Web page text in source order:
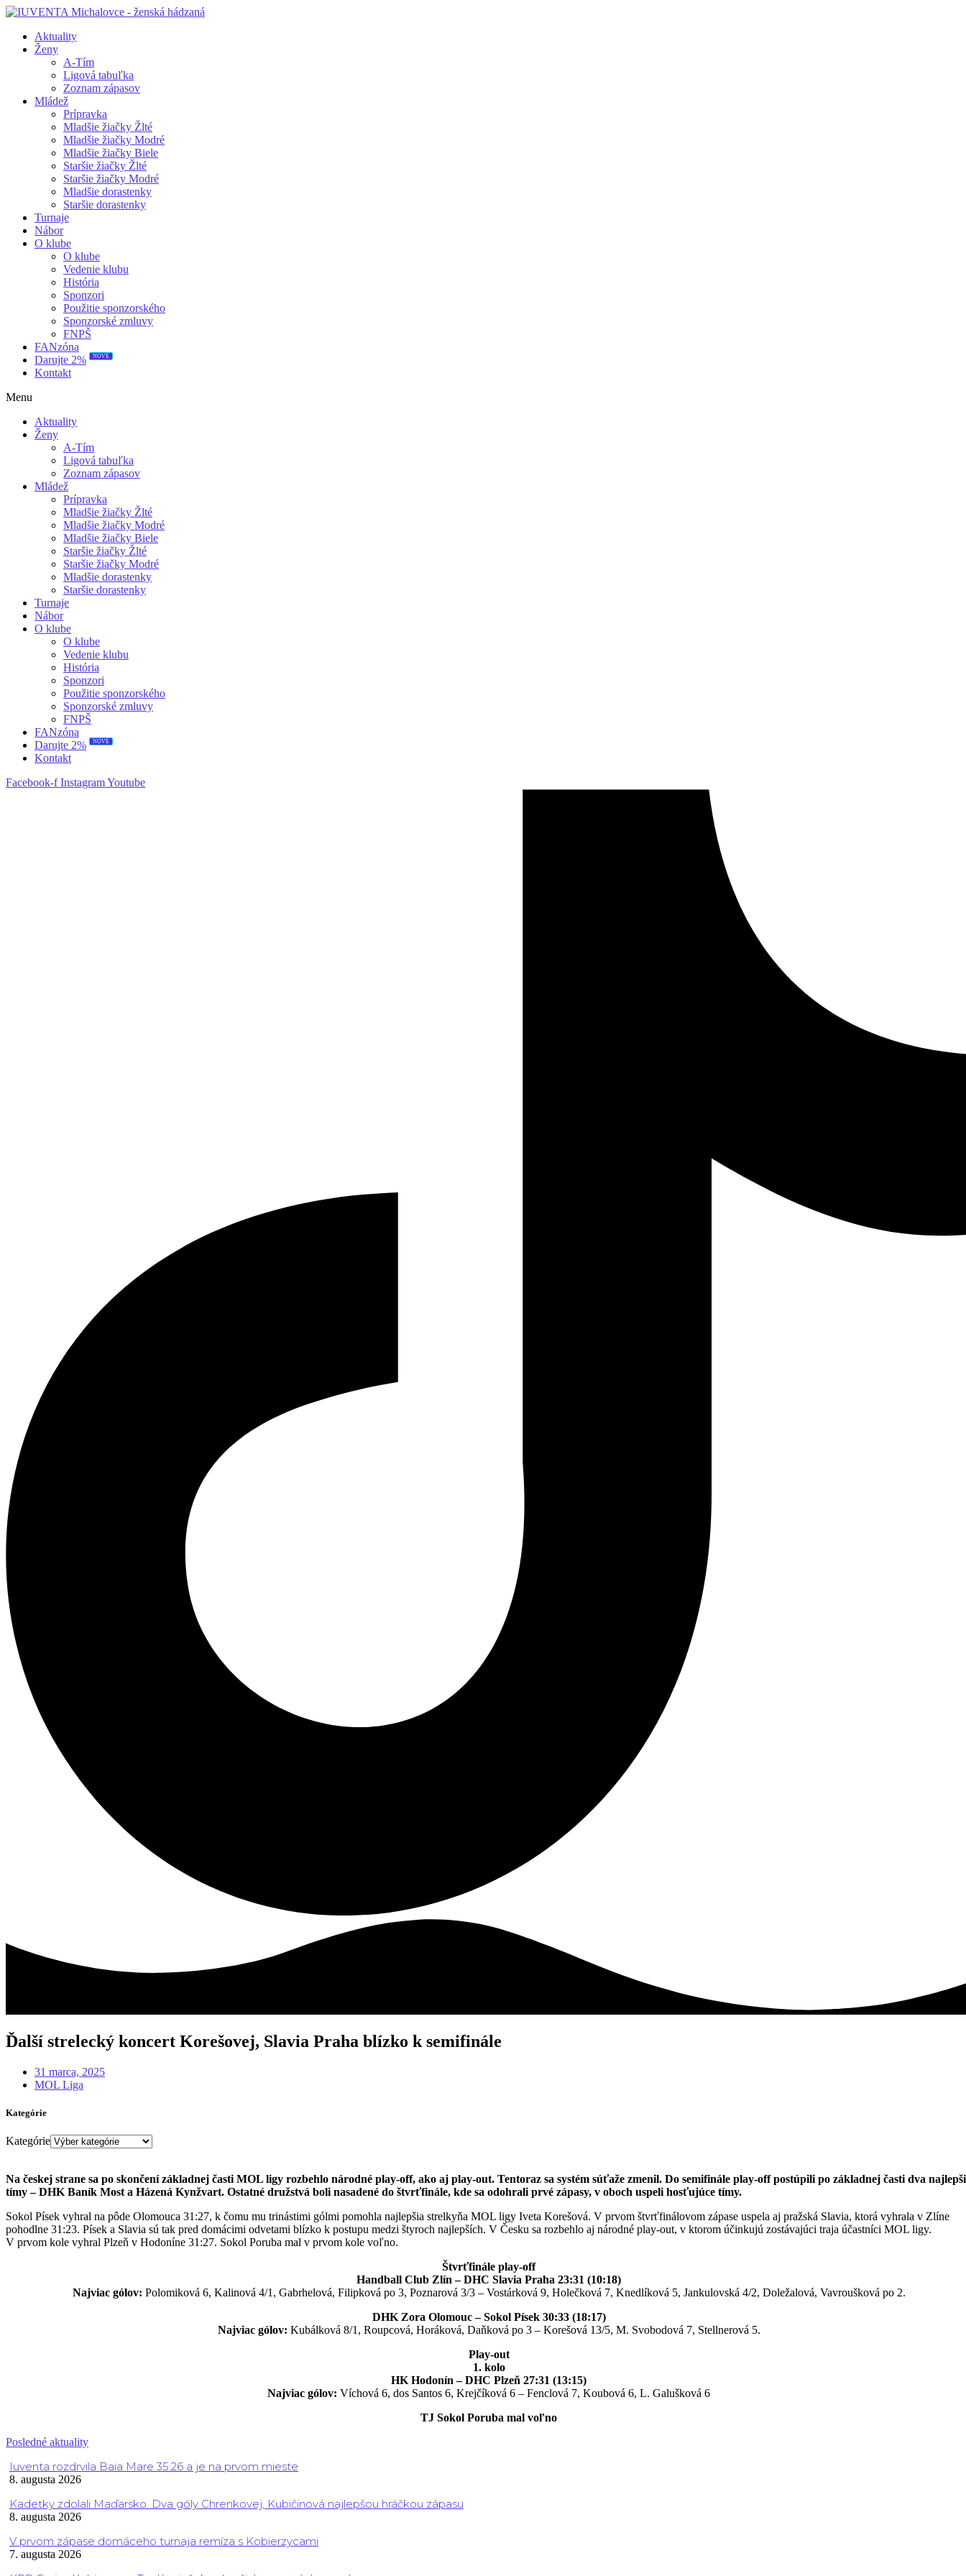
Aktuality
Ženy
A-Tím
Ligová tabuľka
Zoznam zápasov
Mládež
Prípravka
Mladšie žiačky Žlté
Mladšie žiačky Modré
Mladšie žiačky Biele
Staršie žiačky Žlté
Staršie žiačky Modré
Mladšie dorastenky
Staršie dorastenky
Turnaje
Nábor
O klube
O klube
Vedenie klubu
História
Sponzori
Použitie sponzorského
Sponzorské zmluvy
FNPŠ
FANzóna
Darujte 2%
NOVÉ
Kontakt
Menu
Aktuality
Ženy
A-Tím
Ligová tabuľka
Zoznam zápasov
Mládež
Prípravka
Mladšie žiačky Žlté
Mladšie žiačky Modré
Mladšie žiačky Biele
Staršie žiačky Žlté
Staršie žiačky Modré
Mladšie dorastenky
Staršie dorastenky
Turnaje
Nábor
O klube
O klube
Vedenie klubu
História
Sponzori
Použitie sponzorského
Sponzorské zmluvy
FNPŠ
FANzóna
Darujte 2%
NOVÉ
Kontakt
Facebook-f InstagramYoutube
Ďalší strelecký koncert Korešovej, Slavia Praha blízko k semifinále
31 marca, 2025
MOL Liga
Kategórie
Kategórie
Na českej strane sa po skončení základnej časti MOL ligy rozbehlo národné play-off, ako aj play-out. Tentoraz sa systém súťaže zmenil. Do semifinále play-off postúpili po základnej časti dva
tímy – DHK Baník Most a Házená Kynžvart. Ostatné družstvá boli nasadené do štvrťfinále, kde sa odohrali prvé zápasy, v oboch uspeli hosťujúce tímy.
Sokol Písek vyhral na pôde Olomouca 31:27, k čomu mu trinástimi gólmi pomohla najlepšia strelkyňa MOL ligy Iveta Korešová. V prvom štvrťfinálovom zápase uspela aj pražská Slavia, ktorá vyhrala v Zlíne
pohodlne 31:23. Písek a Slavia sú tak pred domácimi odvetami blízko k postupu medzi štyroch najlepších. V Česku sa rozbehlo aj národné play-out, v ktorom účinkujú zostávajúci traja účastníci MOL ligy.
V prvom kole vyhral Plzeň v Hodoníne 31:27. Sokol Poruba mal v prvom kole voľno.
Štvrťfinále play-off
Handball Club Zlín – DHC Slavia Praha 23:31 (10:18)
Najviac gólov: Polomiková 6, Kalinová 4/1, Gabrhelová, Filipková po 3, Poznarová 3/3 – Vostárková 9, Holečková 7, Knedlíková 5, Jankulovská 4/2, Doležalová, Vavroušková po 2.
DHK Zora Olomouc – Sokol Písek 30:33 (18:17)
Najviac gólov: Kubálková 8/1, Roupcová, Horáková, Daňková po 3 – Korešová 13/5, M. Svobodová 7, Stellnerová 5.
Play-out
1. kolo
HK Hodonín – DHC Plzeň 27:31 (13:15)
Najviac gólov: Víchová 6, dos Santos 6, Krejčíková 6 – Fenclová 7, Koubová 6, L. Galušková 6
TJ Sokol Poruba mal voľno
Posledné aktuality
Iuventa rozdrvila Baia Mare 35:26 a je na prvom mieste
8. augusta 2026
Kadetky zdolali Maďarsko. Dva góly Chrenkovej, Kubičinová najlepšou hráčkou zápasu
8. augusta 2026
V prvom zápase domáceho turnaja remíza s Kobierzycami
7. augusta 2026